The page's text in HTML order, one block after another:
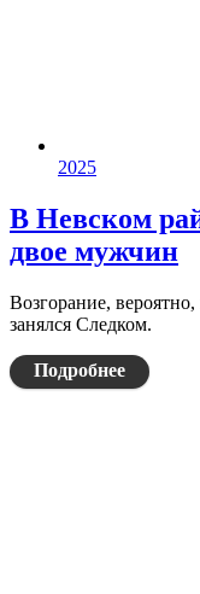
2025
В Невском
двое мужчин
Возгорание,
занялся Следком.
Подробнее